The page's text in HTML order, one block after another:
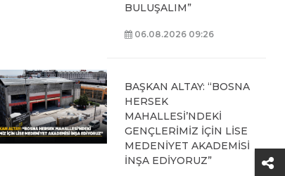
BULUŞALIM”
06.08.2026 09:26
BAŞKAN ALTAY: “BOSNA
HERSEK
MAHALLESİ’NDEKİ
GENÇLERİMİZ İÇİN LİSE
MEDENİYET AKADEMİSİ
İNŞA EDİYORUZ”